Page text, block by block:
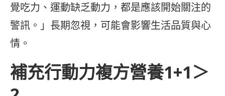
覺吃力、運動缺乏動力，都是應該開始關注的
警訊。」長期忽視，可能會影響生活品質與心
情。
補充行動力複方營養1+1＞